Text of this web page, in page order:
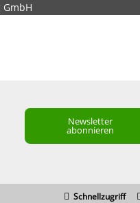
Newsletter
abonnieren
Schnellzugriff